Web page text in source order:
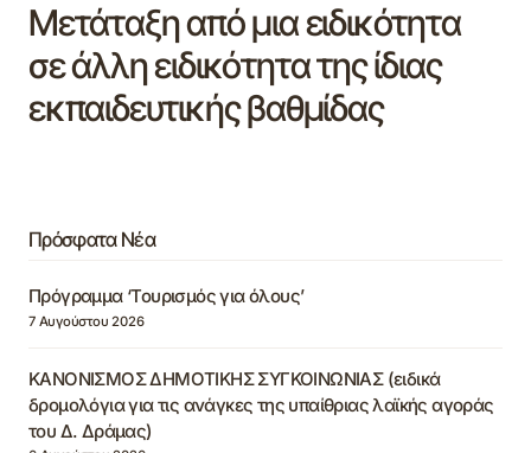
Μετάταξη από μια ειδικότητα
σε άλλη ειδικότητα της ίδιας
εκπαιδευτικής βαθμίδας
Πρόσφατα Νέα
Πρόγραμμα ‘Τουρισμός για όλους’
7 Αυγούστου 2026
ΚΑΝΟΝΙΣΜΟΣ ΔΗΜΟΤΙΚΗΣ ΣΥΓΚΟΙΝΩΝΙΑΣ (ειδικά
δρομολόγια για τις ανάγκες της υπαίθριας λαϊκής αγοράς
του Δ. Δράμας)